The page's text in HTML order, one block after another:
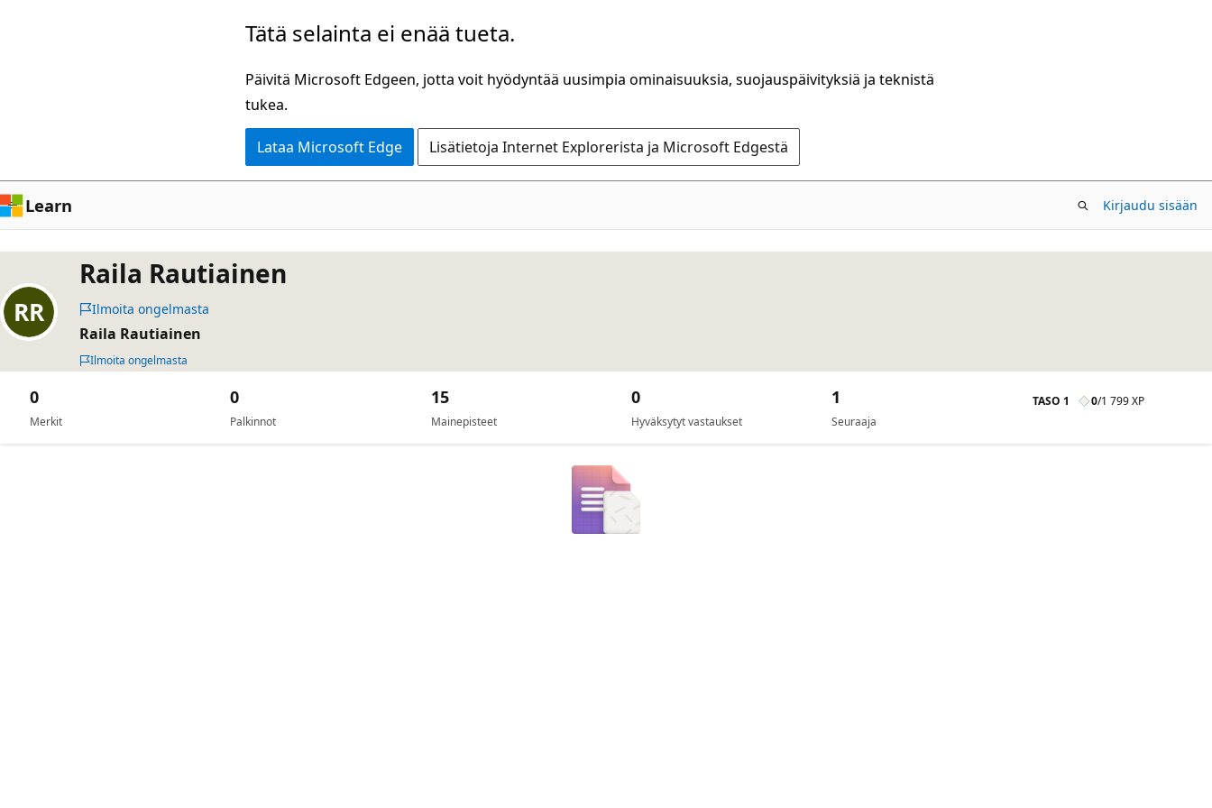
Tätä selainta ei enää tueta.
Päivitä Microsoft Edgeen, jotta voit hyödyntää uusimpia ominaisuuksia, suojauspäivityksiä ja teknistä
tukea.
Lataa Microsoft Edge Lisätietoja Internet Explorerista ja Microsoft Edgestä
Learn Kirjaudu sisään
Raila Rautiainen
Ilmoita ongelmasta
Raila Rautiainen
Ilmoita ongelmasta
Merkit
0
Palkinnot
0
Mainepisteet
15
Hyväksytyt vastaukset
0
Seuraaja
1 TASO 1 0/1 799 XP